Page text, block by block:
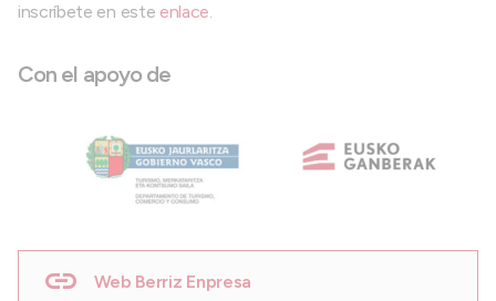
inscríbete en este enlace.
Con el apoyo de
Web Berriz Enpresa